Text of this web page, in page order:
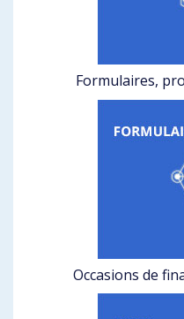
Formulaires,
Occasions de